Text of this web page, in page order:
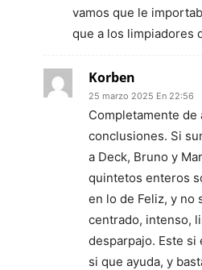
vamos que le
que a los limpiadores
Korben
25 marzo 2025 En 22:56
Completamente de
conclusiones. Si
a Deck, Bruno y
quintetos enteros
en lo de Feliz, y no
centrado, intenso,
desparpajo. Este si
si que ayuda, y